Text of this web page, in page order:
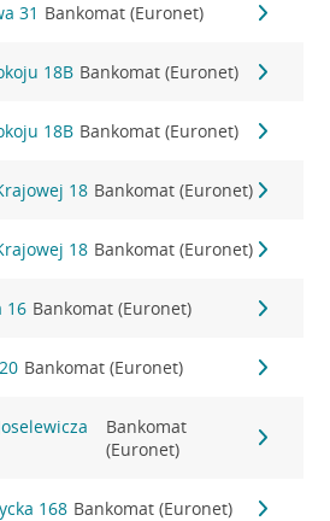
31 Bankomat (Euronet)
18B Bankomat (Euronet)
18B Bankomat (Euronet)
18 Bankomat (Euronet)
18 Bankomat (Euronet)
16 Bankomat (Euronet)
Bankomat (Euronet)
Bankomat
(Euronet)
168 Bankomat (Euronet)